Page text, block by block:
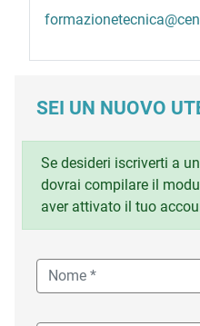
SEI UN NUOVO
Se desideri iscriverti a
dovrai compilare il
aver attivato il tuo